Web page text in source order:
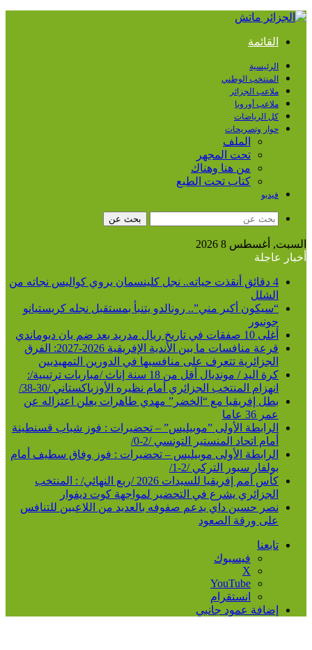
القائمة
الرئيسية
المنتخب الوطني
ملاعب الجزائر
ملاعب أوروبا
كل الرياضات
حوار وتصريحات
الملف
تحت المجهر
من هنا وهناك
كتاب تحت الطبع
فيديو
بحث عن
السبت, أغسطس 8 2026
أخبار عاجلة
4 دقائق أنقذت حياته.. نجل كلينسمان يروي كواليس نجاته من
الشلل
“سيكون أكبر مني”.. رونالدو يتنبأ بمستقبل نجله كريستيانو
جونيور
أغلى 10 صفقات في تاريخ ريال مدريد بعد ضم يان ديوماندي
قرعة منافسات ما بين الأندية الإفريقية 2026-2027: الفرق
الجزائرية تتعرف على منافسيها في الدورين التمهيديين
كرة اليد / مونديال أقل من 18 سنة إناث /مباريات ترتيبية/:
انهزام المنتخب الجزائري أمام نظيره الأوزباكستاني /30-38/
بطل إفريقيا مع “الخضر” مهدي طاهرات يعلن اعتزاله عن
عمر 36 عاما
الرابطة الأولى ”موبيليس” – تحضيرات : فوز شباب قسنطينة
أمام اتحاد المنستير التونسي /2-0/
الرابطة الأولى موبيليس – تحضيرات : فوز وفاق سطيف أمام
بولفار سبور التركي /2-1/
كأس أمم إفريقيا للسيدات 2026 /ربع النهائي/ : المنتخب
الجزائري يشرع في التحضير لمواجهة كوت ديفوار
نصر حسين داي يدعم صفوفه بالعديد من اللاعبين للتنافس
على ورقة الصعود
تابعنا
فيسبوك
‫X
‫YouTube
انستقرام
إضافة عمود جانبي